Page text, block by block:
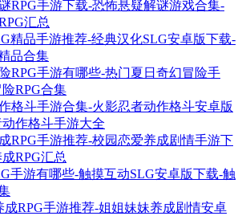
RPG手游下载-恐怖悬疑解谜游戏合集-
汇总
精品手游推荐-经典汉化SLG安卓版下载-
品合集
RPG手游有哪些-热门夏日奇幻冒险手
RPG合集
格斗手游合集-火影忍者动作格斗安卓版
作格斗手游大全
RPG手游推荐-校园恋爱养成剧情手游下
RPG汇总
手游有哪些-触摸互动SLG安卓版下载-触
成RPG手游推荐-姐姐妹妹养成剧情安卓